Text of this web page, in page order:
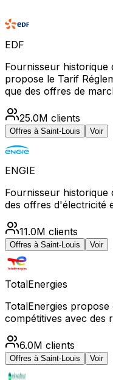
EDF
Fournisseur historique
propose le Tarif
que des offres de
25.0M clients
Offres à Saint-Louis Voir
ENGIE
Fournisseur historique
des offres d'électricité
11.0M clients
Offres à Saint-Louis Voir
TotalEnergies
TotalEnergies
compétitives avec des
6.0M clients
Offres à Saint-Louis Voir